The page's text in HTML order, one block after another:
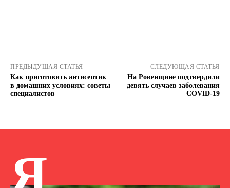
ПРЕДЫДУЩАЯ СТАТЬЯ
Как приготовить антисептик
в домашних условиях: советы
специалистов
СЛЕДУЮЩАЯ СТАТЬЯ
На Ровенщине подтвердили
девять случаев заболевания
COVID-19
Я